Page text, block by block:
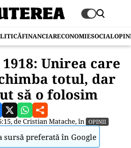
FINANCIARECONOMIESOCIAL
Unirea care
totul, dar
să o folosim
deCristian Matache, în OPINII
sursă preferată în Google